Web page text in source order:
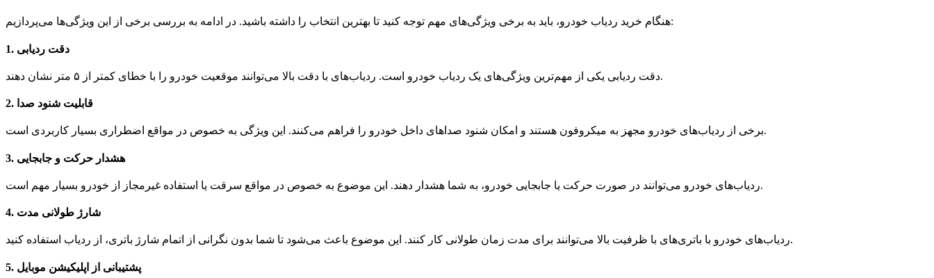
هنگام خرید ردیاب خودرو، باید به برخی ویژگی‌های مهم توجه کنید تا بهترین انتخاب را داشته باشید. در ادامه به بررسی برخی از این ویژگی‌ها می‌پردازیم:
1. دقت ردیابی
دقت ردیابی یکی از مهم‌ترین ویژگی‌های یک ردیاب خودرو است. ردیاب‌های با دقت بالا می‌توانند موقعیت خودرو را با خطای کمتر از ۵ متر نشان دهند.
2. قابلیت شنود صدا
برخی از ردیاب‌های خودرو مجهز به میکروفون هستند و امکان شنود صداهای داخل خودرو را فراهم می‌کنند. این ویژگی به خصوص در مواقع اضطراری بسیار کاربردی است.
3. هشدار حرکت و جابجایی
ردیاب‌های خودرو می‌توانند در صورت حرکت یا جابجایی خودرو، به شما هشدار دهند. این موضوع به خصوص در مواقع سرقت یا استفاده غیرمجاز از خودرو بسیار مهم است.
4. شارژ طولانی مدت
ردیاب‌های خودرو با باتری‌های با ظرفیت بالا می‌توانند برای مدت زمان طولانی کار کنند. این موضوع باعث می‌شود تا شما بدون نگرانی از اتمام شارژ باتری، از ردیاب استفاده کنید.
5. پشتیبانی از اپلیکیشن موبایل